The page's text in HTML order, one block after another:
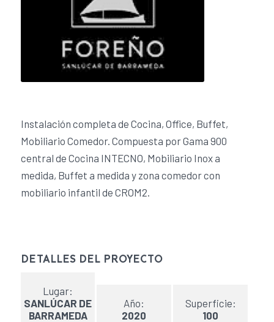
Instalación completa de Cocina, Office, Buffet,
Mobiliario Comedor. Compuesta por Gama 900
central de Cocina INTECNO, Mobiliario Inox a
medida, Buffet a medida y zona comedor con
mobiliario infantil de CROM2.
DETALLES DEL PROYECTO
Lugar:
SANLÚCAR DE
BARRAMEDA
Año:
2020
Superficie:
100